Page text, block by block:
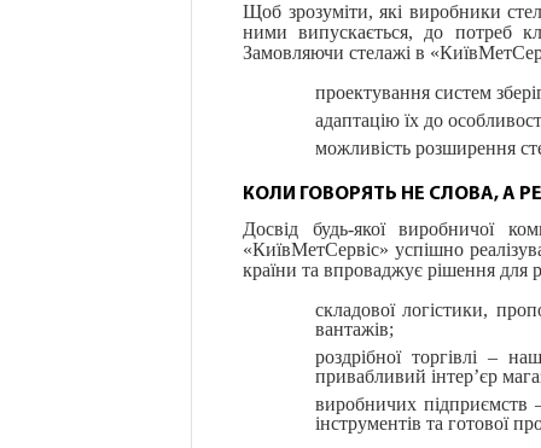
Щоб зрозуміти, які виробники
ними випускається, до потреб
Замовляючи стелажі в
проектування систем
адаптацію їх до
можливість розширення
КОЛИ ГОВОРЯТЬ НЕ СЛОВА, А
Досвід будь-якої виробничої
«КиївМетСервіс» успішно
країни та впроваджує рішення для
складової логістики,
вантажів;
роздрібної торгівлі –
привабливий інтер’єр
виробничих підприємств
інструментів та готової